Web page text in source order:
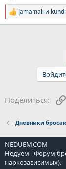
Р
е
Jamamali и kundi
Поделиться:
Дневники
NEDUEM.COM
Недуем - Форум
наркозависимых).